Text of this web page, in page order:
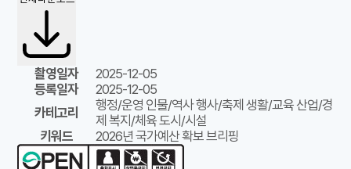
촬영일자
2025-12-05
등록일자
2025-12-05
카테고리
행정/운영 인물/역사 행사/축제 생활/교육 산업/경
제 복지/체육 도시/시설
키워드
2026년 국가예산 확보 브리핑